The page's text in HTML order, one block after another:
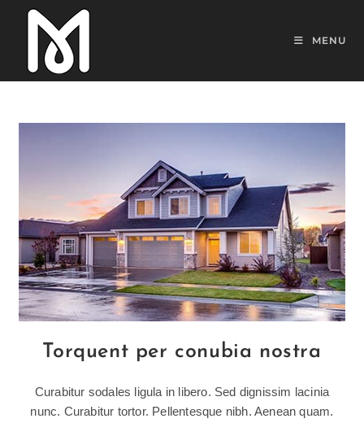
MENU
Torquent per conubia nostra
Curabitur sodales ligula in libero. Sed dignissim lacinia
nunc. Curabitur tortor. Pellentesque nibh. Aenean quam.